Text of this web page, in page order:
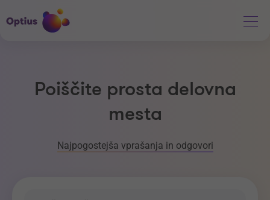
Poiščite prosta delovna
mesta
Najpogostejša vprašanja in odgovori